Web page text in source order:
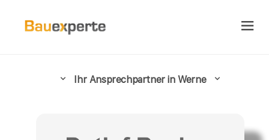
Ihr Ansprechpartner in Werne